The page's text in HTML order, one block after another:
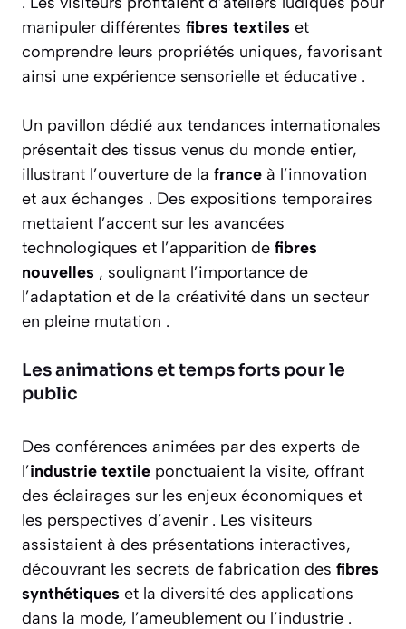
manipuler différentes fibres textiles et
comprendre leurs propriétés uniques, favorisant
ainsi une expérience sensorielle et éducative .
Un pavillon dédié aux tendances internationales
présentait des tissus venus du monde entier,
illustrant l’ouverture de la france à l’innovation
et aux échanges . Des expositions temporaires
mettaient l’accent sur les avancées
technologiques et l’apparition de fibres
nouvelles , soulignant l’importance de
l’adaptation et de la créativité dans un secteur
en pleine mutation .
Les animations et temps forts pour le
public
Des conférences animées par des experts de
l’industrie textile ponctuaient la visite, offrant
des éclairages sur les enjeux économiques et
les perspectives d’avenir . Les visiteurs
assistaient à des présentations interactives,
découvrant les secrets de fabrication des fibres
synthétiques et la diversité des applications
dans la mode, l’ameublement ou l’industrie .